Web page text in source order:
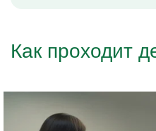
Как проходит